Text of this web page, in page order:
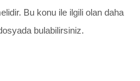
Bu konu ile ilgili olan daha
bulabilirsiniz.